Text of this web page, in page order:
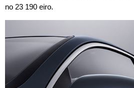
no 23 190 eiro.